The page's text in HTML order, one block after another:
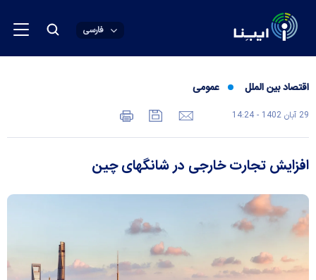
فارسی
اقتصاد بین الملل عمومی
29 آبان 1402 - 14:24
افزایش تجارت خارجی در شانگهای چین